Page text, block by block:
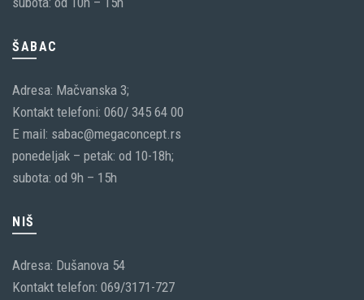
ŠABAC
Adresa: Mačvanska 3;
Kontakt telefoni: 060/ 345 64 00
E mail: sabac@megaconcept.rs
ponedeljak – petak: od 10-18h;
subota: od 9h – 15h
NIŠ
Adresa: Dušanova 54
Kontakt telefon: 069/3171-727